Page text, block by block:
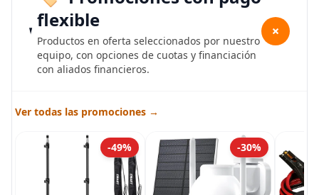
flexible
Productos en oferta seleccionados por nuestro
equipo, con opciones de cuotas y financiación
con aliados financieros.
+
Ver todas las promociones →
-49% -30%